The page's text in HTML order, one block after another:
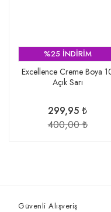
%25 İNDİRİM
Excellence Creme Boya
Açık Sarı
299,95 ₺
400,00 ₺
Güvenli Alışveriş